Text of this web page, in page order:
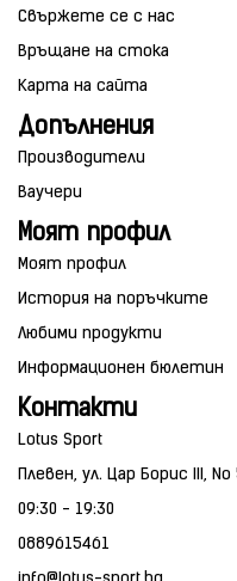
Свържете се с нас
Връщане на стока
Карта на сайта
Допълнения
Производители
Ваучери
Моят профил
Моят профил
История на поръчките
Любими продукти
Информационен бюлетин
Контакти
Lotus Sport
Плевен, ул. Цар Борис III, No
09:30 - 19:30
0889615461